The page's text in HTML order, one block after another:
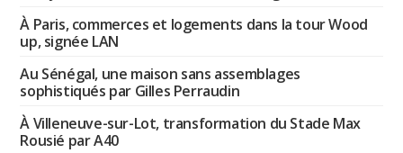
À Paris, commerces et logements dans la tour Wood
up, signée LAN
Au Sénégal, une maison sans assemblages
sophistiqués par Gilles Perraudin
À Villeneuve-sur-Lot, transformation du Stade Max
Rousié par A40